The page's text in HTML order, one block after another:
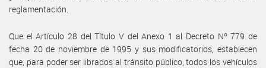
reglamentación.
Que el Artículo 28 del Título V del Anexo 1 al Decreto Nº 779 de
fecha 20 de noviembre de 1995 y sus modificatorios, establecen
que, para poder ser librados al tránsito público, todos los vehículos